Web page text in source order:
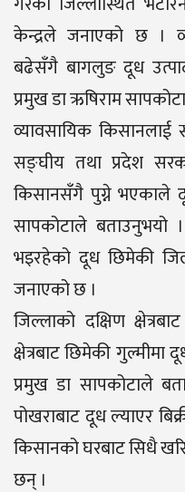
केन्द्रले जनाएको छ ।
बढेसँगै बागलुङ दूध
प्रमुख डा ऋषिराम
व्यावसायिक किसानलाई
सङ्घीय तथा प्रदेश
किसानसँगै पुग्ने भएकाले
सापकोटाले बताउनुभयो
भइरहेको दूध छिमेकी
जनाएको छ ।
जिल्लाको दक्षिण
क्षेत्रबाट छिमेकी गुल्मीमा
प्रमुख डा सापकोटाले
पोखराबाट दूध ल्याएर
किसानको घरबाट सिधै
छन् ।